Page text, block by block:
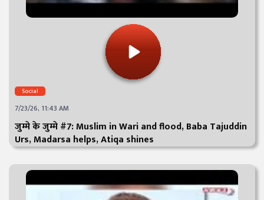
Social
7/23/26, 11:43 AM
जुम्मे के जुम्मे #7: Muslim in Wari and flood, Baba Tajuddin
Urs, Madarsa helps, Atiqa shines